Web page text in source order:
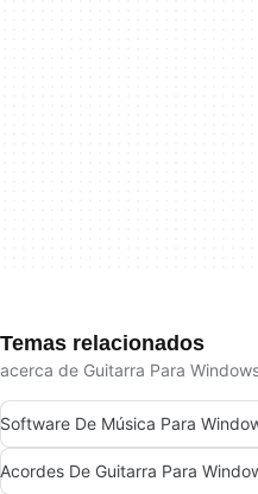
Temas relacionados
acerca de Guitarra Para
Software De Música Para
Acordes De Guitarra Para